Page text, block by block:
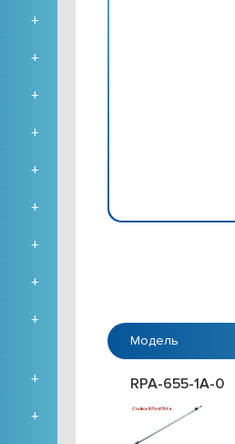
+
+
+
+
+
+
+
+
+
+
+
Модель
RPA-655-1A-0